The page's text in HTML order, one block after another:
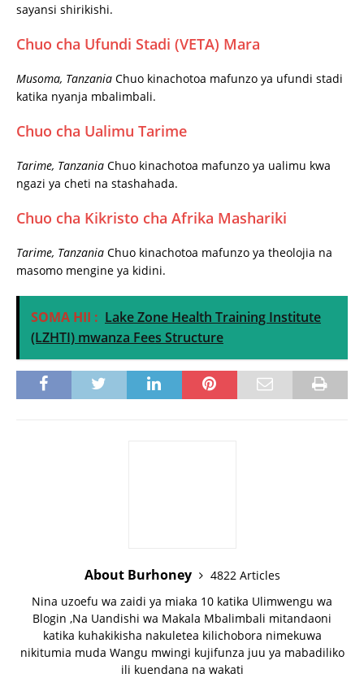
sayansi shirikishi.
Chuo cha Ufundi Stadi (VETA) Mara
Musoma, Tanzania Chuo kinachotoa mafunzo ya ufundi stadi
katika nyanja mbalimbali.
Chuo cha Ualimu Tarime
Tarime, Tanzania Chuo kinachotoa mafunzo ya ualimu kwa
ngazi ya cheti na stashahada.
Chuo cha Kikristo cha Afrika Mashariki
Tarime, Tanzania Chuo kinachotoa mafunzo ya theolojia na
masomo mengine ya kidini.
SOMA HII : Lake Zone Health Training Institute
(LZHTI) mwanza Fees Structure
About Burhoney
4822 Articles
Nina uzoefu wa zaidi ya miaka 10 katika Ulimwengu wa
Blogin ,Na Uandishi wa Makala Mbalimbali mitandaoni
katika kuhakikisha nakuletea kilichobora nimekuwa
nikitumia muda Wangu mwingi kujifunza juu ya mabadiliko
ili kuendana na wakati